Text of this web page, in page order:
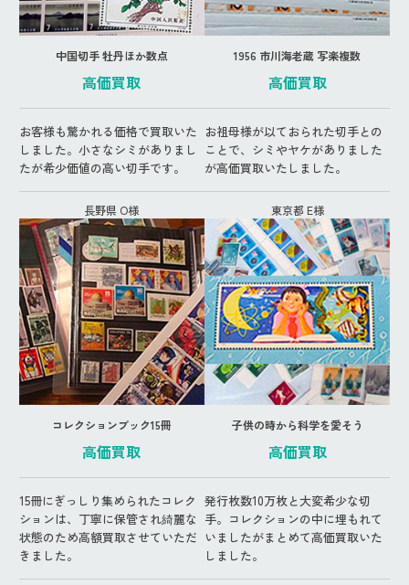
中国切手 牡丹ほか数点
高価買取
お客様も驚かれる価格で買取いた
しました。小さなシミがありまし
たが希少価値の高い切手です。
長野県 O様
1956 市川海老蔵 写楽複数
高価買取
お祖母様が以ておられた切手との
ことで、シミやヤケがありました
が高価買取いたしました。
東京都 E様
コレクションブック15冊
高価買取
15冊にぎっしり集められたコレク
ションは、丁寧に保管され綺麗な
状態のため高額買取させていただ
きました。
子供の時から科学を愛そう
高価買取
発行枚数10万枚と大変希少な切
手。コレクションの中に埋もれて
いましたがまとめて高価買取いた
しました。